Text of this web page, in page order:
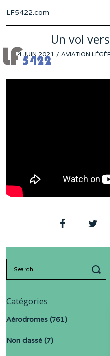
LF5422.com
Un vol
POSTED
ON
4 JUIN 2021 29AVIATION
Catégories
Aérodromes (761)
Non classé (7)